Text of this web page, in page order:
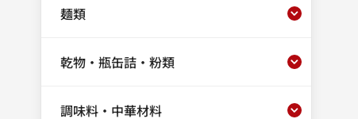
麺類
乾物・瓶缶詰・粉類
調味料・中華材料